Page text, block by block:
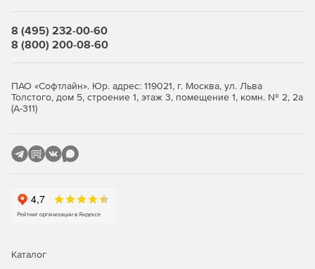
класса защищенности включительно.
Значимые объекты критической информационной
Автоматизированные системы управления
производственными и технологическими процессами
Информационные системы общего пользования 2
класса.
Интернет-Шлюз ИКС Стандарт
8 (495) 232-00-60
8 (800) 200-08-60
ПАО «Софтлайн». Юр. адрес: 119021, г. Москва, ул. Льва
Толстого, дом 5, строение 1, этаж 3, помещение 1, комн. № 2, 2а
(А-311)
Каталог